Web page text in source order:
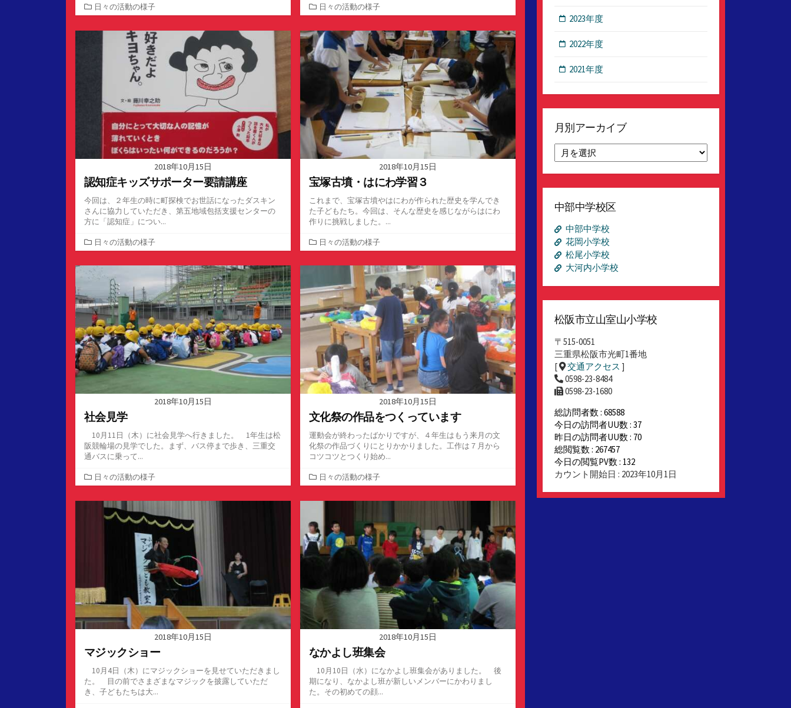
カ
テ
ゴ
日々の活動の様子
カ
テ
ゴ
リ
ー
日々の活動の様子
2018年10月15日
認知症キッズサポーター要請講座
今回は、２年生の時に町探検でお世話になったダスキン
さんに協力していただき、第五地域包括支援センターの
方に「認知症」につい...
カ
テ
ゴ
日々の活動の様子
2018年10月15日
宝塚古墳・はにわ学習３
これまで、宝塚古墳やはにわが作られた歴史を学んでき
た子どもたち。今回は、そんな歴史を感じながらはにわ
作りに挑戦しました。...
カ
テ
ゴ
ー
日々の活動の様子
2018年10月15日
社会見学
10月11日（木）に社会見学へ行きました。 1年生は松
阪競輪場の見学でした。まず、バス停まで歩き、三重交
通バスに乗って...
カ
テ
ゴ
日々の活動の様子
2018年10月15日
文化祭の作品をつくっています
運動会が終わったばかりですが、４年生はもう来月の文
化祭の作品づくりにとりかかりました。工作は７月から
コツコツとつくり始め...
カ
テ
ゴ
ー
日々の活動の様子
2018年10月15日
マジックショー
10月4日（木）にマジックショーを見せていただきまし
た。 目の前でさまざまなマジックを披露していただ
き、子どもたちは大...
2018年10月15日
なかよし班集会
10月10日（水）になかよし班集会がありました。 後
期になり、なかよし班が新しいメンバーにかわりまし
た。その初めての顔...
2023年度
2022年度
2021年度
月別アーカイブ
別
ア
ー
イ
ブ
中部中学校区
中部中学校
花岡小学校
松尾小学校
大河内小学校
松阪市立山室山小学校
〒515-0051
三重県松阪市光町1番地
[
交通アクセス ]
0598-23-8484
0598-23-1680
総訪問者数 : 68588
今日の訪問者UU数 : 37
昨日の訪問者UU数 : 70
総閲覧数 : 267457
今日の閲覧PV数 : 132
カウント開始日 : 2023年10月1日